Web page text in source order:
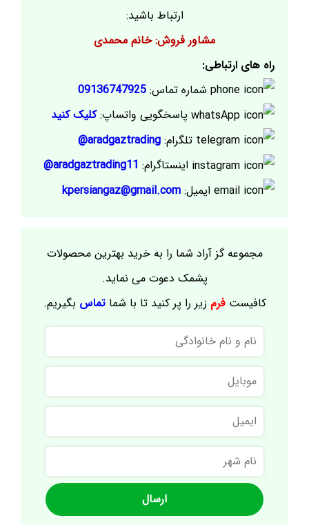
ارتباط باشید:
مشاور فروش: خانم محمدی
راه های ارتباطی:
شماره تماس: 09136747925
پاسخگویی واتساپ:کلیک کنید
تلگرام: aradgaztrading@
اینستاگرام: aradgaztrading11@
ایمیل: kpersiangaz@gmail.com
مجموعه گز آراد شما را به خرید بهترین محصولات
پشمک دعوت می نماید.
کافیستفرم زیر را پر کنید تا با شماتماس بگیریم.
نام
و
نام
خانوادگی
موبایل
ایمیل
نام
شهر